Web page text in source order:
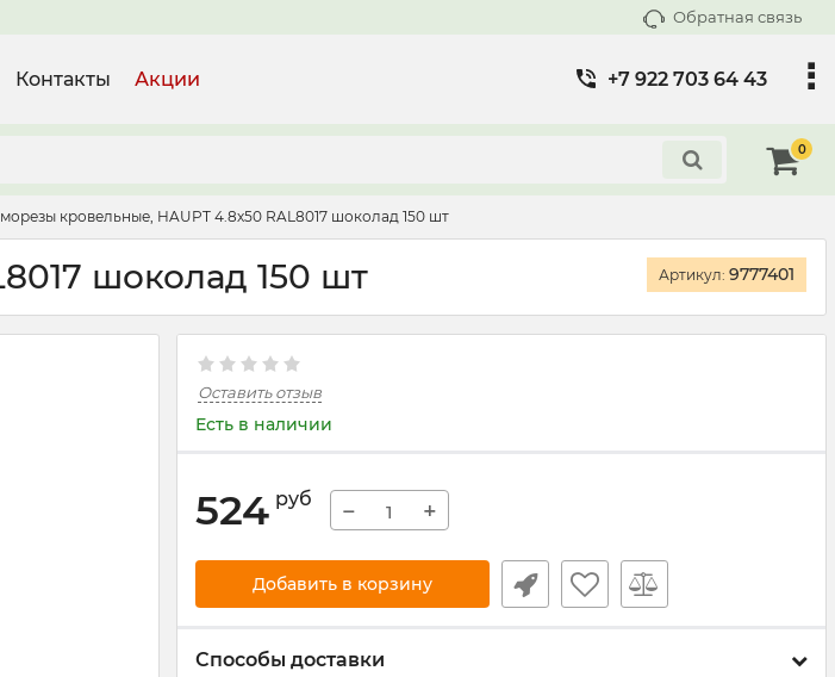
Обратная связь
Контакты Акции +7 922 703 64 43
0
кровельные, HAUPT 4.8х50 RAL8017 шоколад 150 шт
шоколад 150 шт Артикул: 9777401
Оставить отзыв
Есть в наличии
524 руб − +
Добавить в корзину
Способы доставки